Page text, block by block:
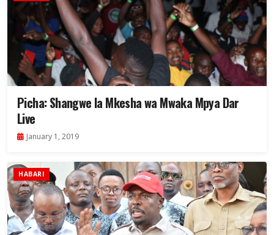
Picha: Shangwe la Mkesha wa Mwaka Mpya Dar
Live
January 1, 2019
HABARI